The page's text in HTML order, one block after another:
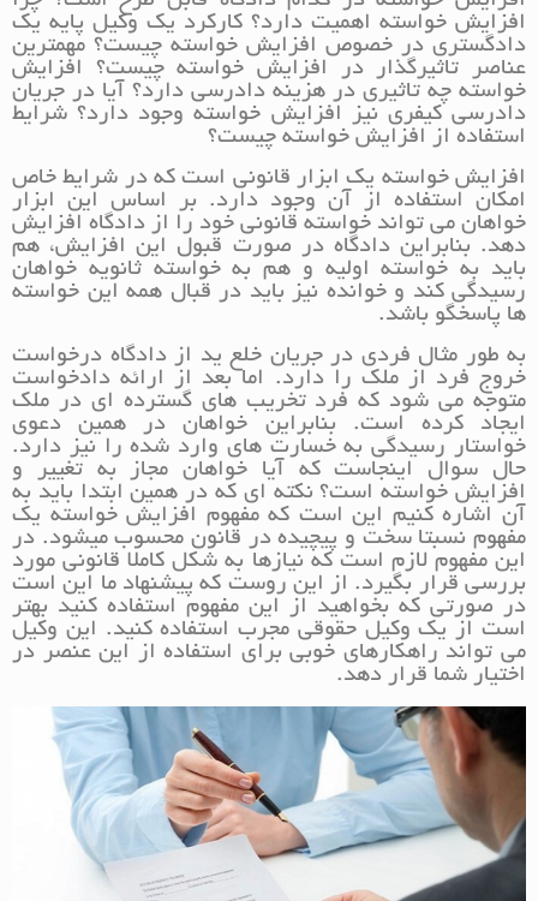
افزایش خواسته اهمیت دارد؟ کارکرد یک وکیل پایه یک
دادگستری در خصوص افزایش خواسته چیست؟ مهمترین
عناصر تاثیرگذار در افزایش خواسته چیست؟ افزایش
خواسته چه تاثیری در هزینه دادرسی دارد؟ آیا در جریان
دادرسی کیفری نیز افزایش خواسته وجود دارد؟ شرایط
استفاده از افزایش خواسته چیست؟
افزایش خواسته یک ابزار قانونی است که در شرایط خاص
امکان استفاده از آن وجود دارد. بر اساس این ابزار
خواهان می تواند خواسته قانونی خود را از دادگاه افزایش
دهد. بنابراین دادگاه در صورت قبول این افزایش، هم
باید به خواسته اولیه و هم به خواسته ثانویه خواهان
رسیدگی کند و خوانده نیز باید در قبال همه این خواسته
ها پاسخگو باشد.
به طور مثال فردی در جریان خلع ید از دادگاه درخواست
خروج فرد از ملک را دارد. اما بعد از ارائه دادخواست
متوجه می شود که فرد تخریب های گسترده ای در ملک
ایجاد کرده است. بنابراین خواهان در همین دعوی
خواستار رسیدگی به خسارت های وارد شده را نیز دارد.
حال سوال اینجاست که آیا خواهان مجاز به تغییر و
افزایش خواسته است؟ نکته ای که در همین ابتدا باید به
آن اشاره کنیم این است که مفهوم افزایش خواسته یک
مفهوم نسبتا سخت و پیچیده در قانون محسوب میشود. در
این مفهوم لازم است که نیازها به شکل کاملا قانونی مورد
بررسی قرار بگیرد. از این روست که پیشنهاد ما این است
در صورتی که بخواهید از این مفهوم استفاده کنید بهتر
است از یک وکیل حقوقی مجرب استفاده کنید. این وکیل
می تواند راهکارهای خوبی برای استفاده از این عنصر در
اختیار شما قرار دهد.